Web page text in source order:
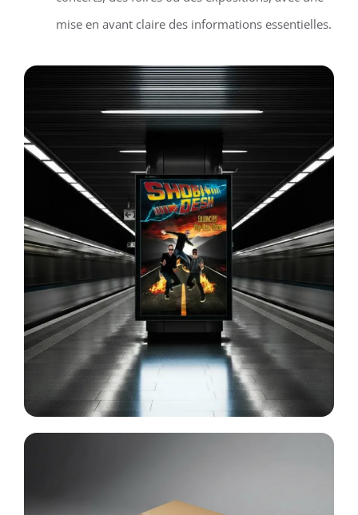
mise en avant claire des informations essentielles.